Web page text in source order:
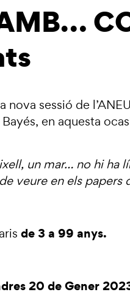
nova sessió de
en aquesta
un mar… no hi ha
veure en els papers
de 3 a 99 anys.
20 de Gener